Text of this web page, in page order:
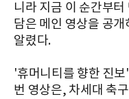
니라 지금 이 순간부
담은 메인 영상을 공
알렸다.
'휴머니티를 향한 진보
번 영상은, 차세대 축